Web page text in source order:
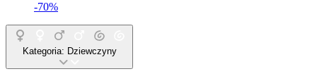
-70%
Kategoria: Dziewczyny